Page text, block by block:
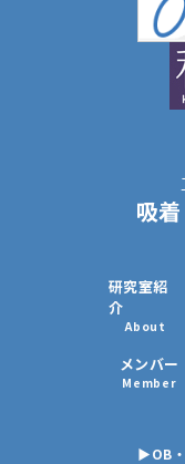
研究室紹
介
About
メンバー
Member
▶OB